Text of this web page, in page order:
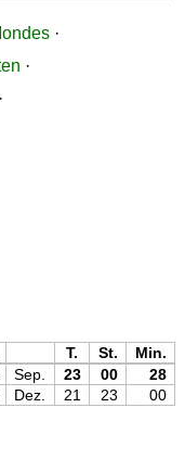
·
·
·
T. St.
Min.
Sep. 23 00
28
Dez. 21 23 00